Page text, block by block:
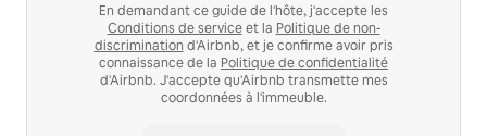
En demandant ce guide de l'hôte, j'accepte les
Conditions de serviceet la Politique de non-
discrimination d'Airbnb, et je confirme avoir pris
connaissance de la Politique de confidentialité
d'Airbnb. J'accepte qu'Airbnb transmette mes
coordonnées à l'immeuble.